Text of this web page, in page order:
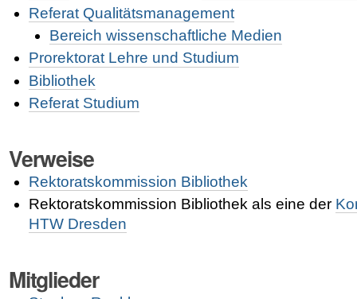
Referat Qualitätsmanagement
Bereich wissenschaftliche Medien
Prorektorat Lehre und Studium
Bibliothek
Referat Studium
Verweise
Rektoratskommission Bibliothek
Rektoratskommission Bibliothek als eine der
HTW Dresden
Mitglieder